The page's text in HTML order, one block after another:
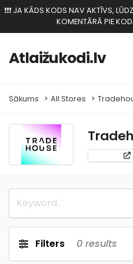
❗️❗️❗️ JA KĀDS KODS NAV AKTĪVS,
KOMENTĀRĀ PIE KODA
Atlaižukodi.lv
Sākums All Stores
Filters 0 results